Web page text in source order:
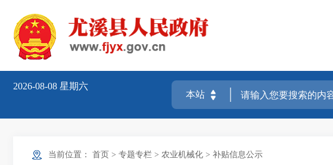
2026-08-08 星期六
当前位置： 首页 > 专题专栏 > 农业机械化 > 补贴信息公示